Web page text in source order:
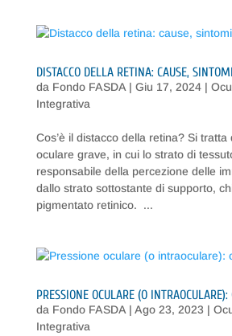
DISTACCO DELLA RETINA: CAUSE,
da Fondo FASDA| Giu 17, 2024|
Integrativa
Cos’è il distacco della retina? Si
oculare grave, in cui lo strato di
responsabile della percezione delle
dallo strato sottostante di supporto,
pigmentato retinico. ...
PRESSIONE OCULARE (O
da Fondo FASDA| Ago 23, 2023 |
Integrativa